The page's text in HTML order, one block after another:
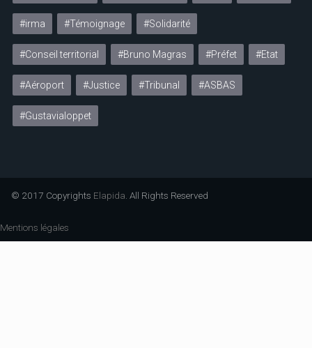
#irma #Témoignage #Solidarité
#Conseil territorial #Bruno Magras #Préfet #Etat
#Aéroport #Justice #Tribunal #ASBAS
#Gustavialoppet
© 2017 Copyrights Elapida. All Rights Reserved
Mentions légales